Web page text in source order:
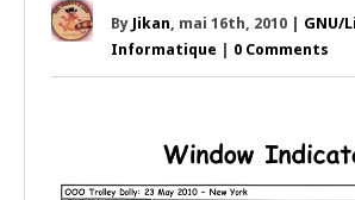
By Jikan, mai 16th, 2010 | GNU/
Informatique
0 Comments